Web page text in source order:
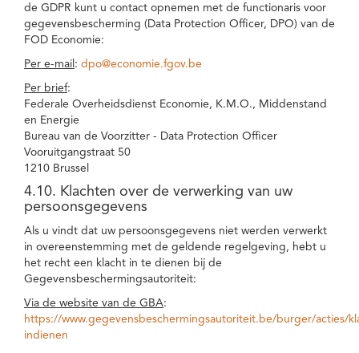
de GDPR kunt u contact opnemen met de functionaris voor
gegevensbescherming (Data Protection Officer, DPO) van de
FOD Economie:
Per e-mail : dpo@economie.fgov.be
Per brief:
Federale Overheidsdienst Economie, K.M.O., Middenstand
en Energie
Bureau van de Voorzitter - Data Protection Officer
Vooruitgangstraat 50
1210 Brussel
4.10. Klachten over de verwerking van uw
persoonsgegevens
Als u vindt dat uw persoonsgegevens niet werden verwerkt
in overeenstemming met de geldende regelgeving, hebt u
het recht een klacht in te dienen bij de
Gegevensbeschermingsautoriteit:
Via de website van de GBA:
https://www.gegevensbeschermingsautoriteit.be/burger/acties/
indienen